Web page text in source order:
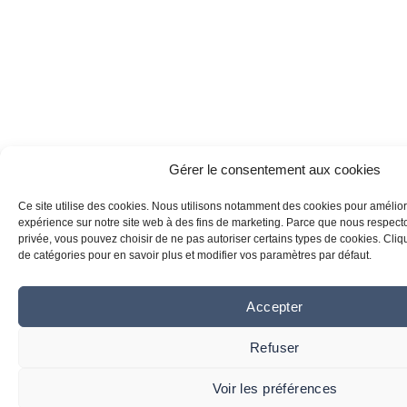
Gérer le consentement aux cookies
Ce site utilise des cookies. Nous utilisons notamment des cookies pour
expérience sur notre site web à des fins de marketing. Parce que nous
privée, vous pouvez choisir de ne pas autoriser certains types de cookies.
de catégories pour en savoir plus et modifier vos paramètres par défaut.
Accepter
Refuser
Voir les préférences